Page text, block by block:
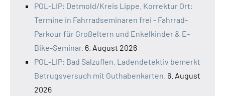
POL-LIP: Detmold/Kreis Lippe. Korrektur Ort:
Termine in Fahrradseminaren frei - Fahrrad-
Parkour für Großeltern und Enkelkinder & E-
Bike-Seminar. 6. August 2026
POL-LIP: Bad Salzuflen. Ladendetektiv bemerkt
Betrugsversuch mit Guthabenkarten. 6. August
2026